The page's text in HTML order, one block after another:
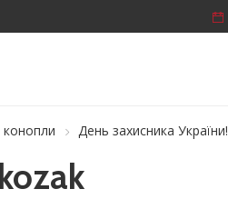
День захисника України!